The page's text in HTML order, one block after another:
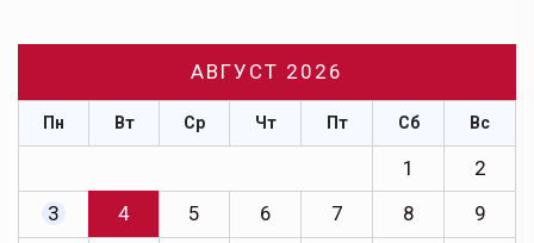
АВГУСТ 2026
Пн Вт Ср Чт Пт Сб Вс
1
2
3
4 5 6 7 8
9